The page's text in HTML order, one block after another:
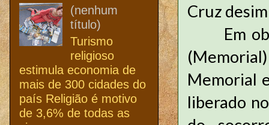
Cruz
Em
Memorial
liberado
(nenhum
título)
Turismo
religioso
estimula economia de
mais de 300 cidades do
país Religião é motivo
de 3,6% de todas as